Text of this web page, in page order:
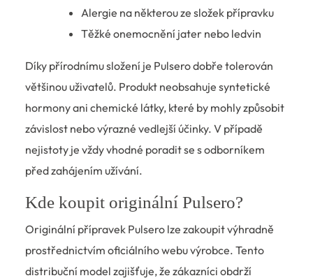
Alergie na některou ze složek přípravku
Těžké onemocnění jater nebo ledvin
Díky přírodnímu složení je Pulsero dobře tolerován
většinou uživatelů. Produkt neobsahuje syntetické
hormony ani chemické látky, které by mohly způsobit
závislost nebo výrazné vedlejší účinky. V případě
nejistoty je vždy vhodné poradit se s odborníkem
před zahájením užívání.
Kde koupit originální Pulsero?
Originální přípravek Pulsero lze zakoupit výhradně
prostřednictvím oficiálního webu výrobce. Tento
distribuční model zajišťuje, že zákazníci obdrží